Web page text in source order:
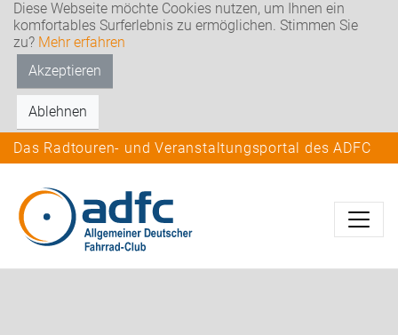
Diese Webseite möchte Cookies nutzen, um Ihnen ein
komfortables Surferlebnis zu ermöglichen. Stimmen Sie
zu? Mehr erfahren
Akzeptieren
Ablehnen
Das Radtouren- und Veranstaltungsportal des ADFC